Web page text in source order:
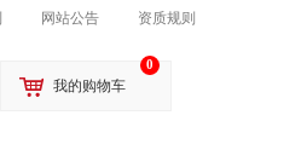
资质规则
网站公告
0
我的购物车